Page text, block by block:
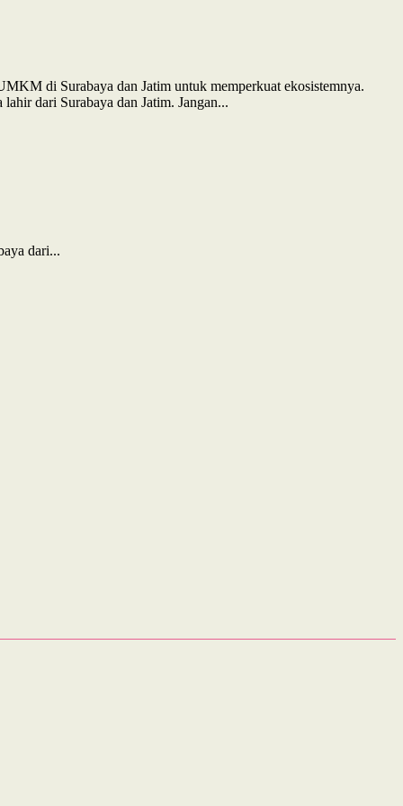
di Surabaya dan Jatim untuk memperkuat ekosistemnya.
dari Surabaya dan Jatim. Jangan...
dari...